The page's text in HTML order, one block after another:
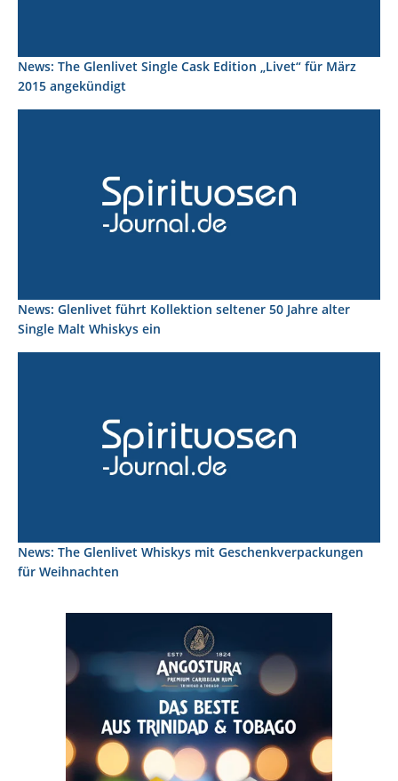
News: The Glenlivet Single Cask Edition „Livet“ für März
2015 angekündigt
News: Glenlivet führt Kollektion seltener 50 Jahre alter
Single Malt Whiskys ein
News: The Glenlivet Whiskys mit Geschenkverpackungen
für Weihnachten